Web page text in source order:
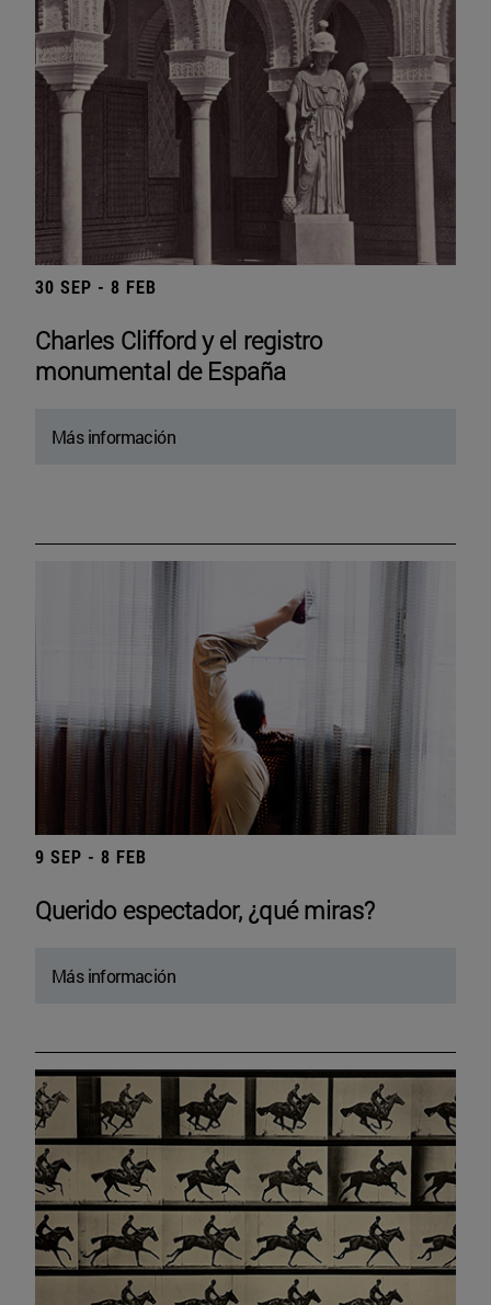
30 SEP - 8 FEB
Charles Clifford y el registro
monumental de España
Más información
9 SEP - 8 FEB
Querido espectador, ¿qué miras?
Más información